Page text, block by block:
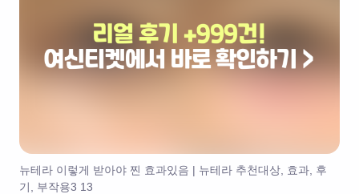
뉴테라 이렇게 받아야 찐 효과있음 | 뉴테라 추천대상, 효과, 후
기, 부작용3 13